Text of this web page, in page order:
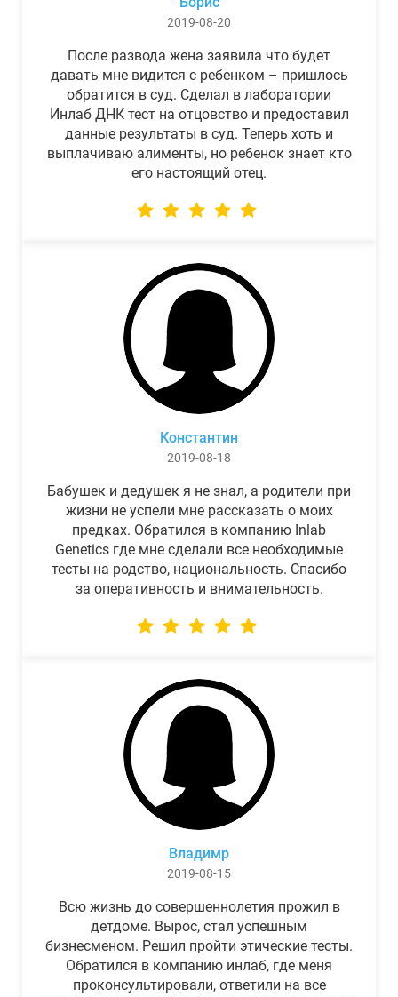
2019-08-20
После развода жена заявила что будет
давать мне видится с ребенком – пришлось
обратится в суд. Сделал в лаборатории
Инлаб ДНК тест на отцовство и предоставил
данные результаты в суд. Теперь хоть и
выплачиваю алименты, но ребенок знает кто
его настоящий отец.
Константин
2019-08-18
Бабушек и дедушек я не знал, а родители при
жизни не успели мне рассказать о моих
предках. Обратился в компанию Inlab
Genetics где мне сделали все необходимые
тесты на родство, национальность. Спасибо
за оперативность и внимательность.
Владимр
2019-08-15
Всю жизнь до совершеннолетия прожил в
детдоме. Вырос, стал успешным
бизнесменом. Решил пройти этические тесты.
Обратился в компанию инлаб, где меня
проконсультировали, ответили на все